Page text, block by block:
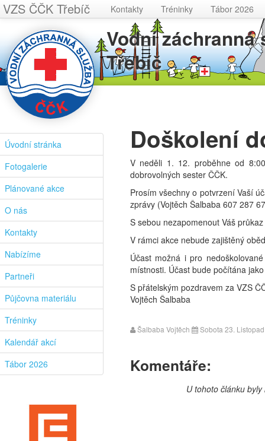
VZS ČČK Třebíč Kontakty Tréninky Tábor 2026
Vodní záchranná
Třebíč
Úvodní stránka
Fotogalerie
Plánované akce
O nás
Kontakty
Nabízíme
Partneři
Půjčovna materiálu
Tréninky
Kalendář akcí
Tábor 2026
Doškolení
V neděli 1. 12. proběhne od
dobrovolných sester ČČK.
Prosím všechny o potvrzení Vaší
zprávy (Vojtěch Šalbaba 607 287
S sebou nezapomenout Váš
V rámci akce nebude zajištěný
Účast možná i pro
místnosti. Účast bude počítána
S přátelským pozdravem za VZS
Vojtěch Šalbaba
Šalbaba Vojtěch Sobota 23.
Komentáře:
U tohoto článku